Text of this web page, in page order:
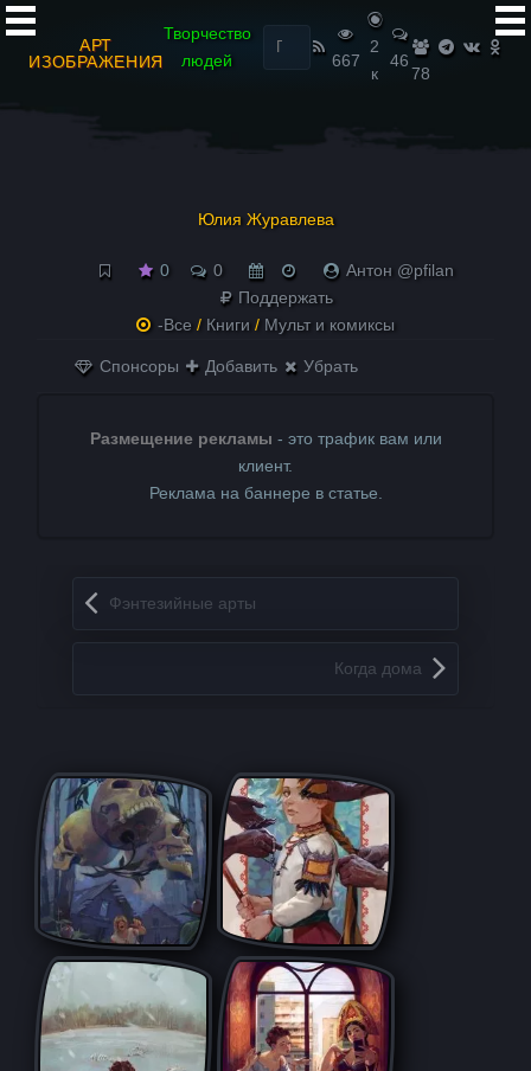
АРТ
ИЗОБРАЖЕНИЯ
Творчество
людей
Найти:
667
2
к
46
78
Юлия Жypaвлeвa
0 0
Антон @pfilan
Поддержать
-Все / Книги / Мульт и комиксы
Спонсоры Добавить Убрать
Размещение рекламы - это трафик вам или
клиент.
Реклама на баннере в статье.
Запись навигация
Фэнтезийные арты
Когда дома